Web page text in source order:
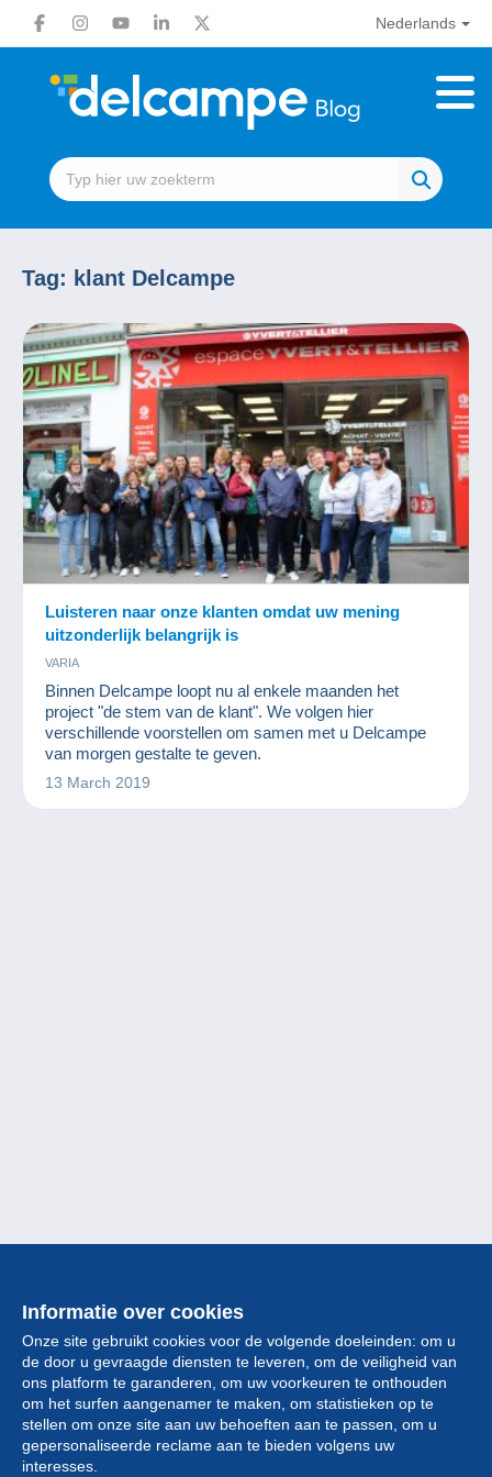
Nederlands
Tag: klant Delcampe
Luisteren naar onze klanten omdat uw mening
uitzonderlijk belangrijk is
VARIA
Binnen Delcampe loopt nu al enkele maanden het
project "de stem van de klant". We volgen hier
verschillende voorstellen om samen met u Delcampe
van morgen gestalte te geven.
13 March 2019
Informatie over cookies
Onze site gebruikt cookies voor de volgende doeleinden: om u
de door u gevraagde diensten te leveren, om de veiligheid van
ons platform te garanderen, om uw voorkeuren te onthouden
om het surfen aangenamer te maken, om statistieken op te
stellen om onze site aan uw behoeften aan te passen, om u
gepersonaliseerde reclame aan te bieden volgens uw
interesses.
Collectie